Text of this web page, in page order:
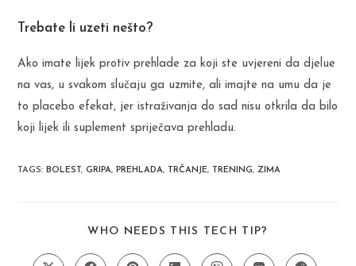
Trebate li uzeti nešto?
Ako imate lijek protiv prehlade za koji ste uvjereni da djelue
na vas, u svakom slučaju ga uzmite, ali imajte na umu da je
to placebo efekat, jer istraživanja do sad nisu otkrila da bilo
koji lijek ili suplement spriječava prehladu.
TAGS: BOLEST, GRIPA, PREHLADA, TRČANJE, TRENING, ZIMA
WHO NEEDS THIS TECH TIP?
CONTENT